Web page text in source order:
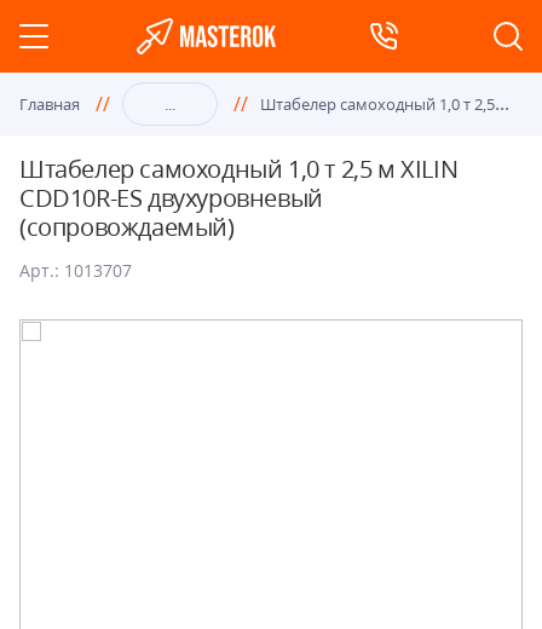
Главная ... Шта
белер самоходный 1,0 т 2,5 м XILIN CDD10R-ES двухуровневый (сопровождаемый)
Штабелер самоходный 1,0 т 2,5 м XILIN
CDD10R-ES двухуровневый
(сопровождаемый)
Арт.: 1013707